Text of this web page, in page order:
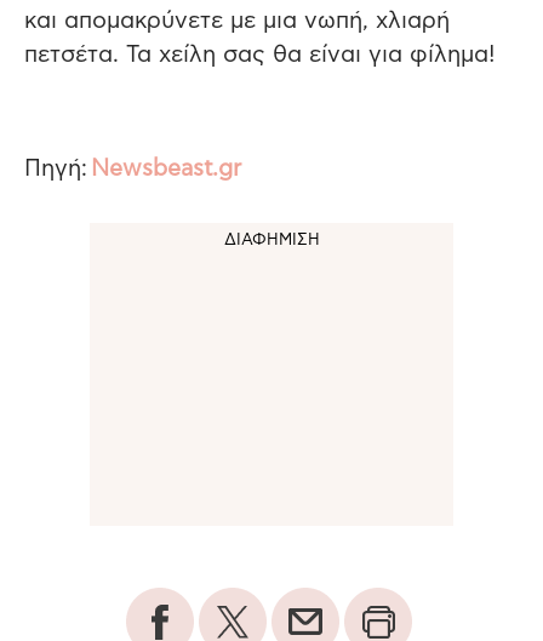
και απομακρύνετε με μια νωπή, χλιαρή
πετσέτα. Τα χείλη σας θα είναι για φίλημα!
Πηγή: Newsbeast.gr